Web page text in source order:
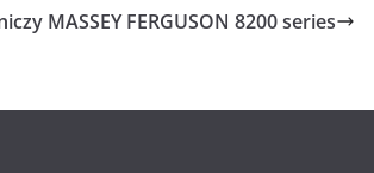
MASSEY FERGUSON 8200 series